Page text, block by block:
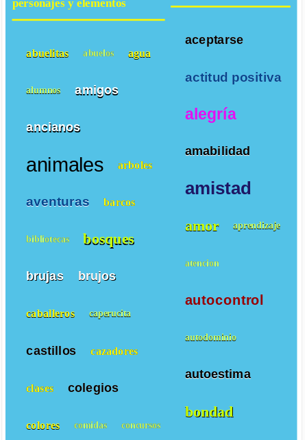
aceptarse
actitud positiva
alegría
amabilidad
amistad
amor aprendizaje
atencion
autocontrol
autodominio
autoestima
bondad
personajes y elementos
abuelitas abuelos agua
alumnos amigos
ancianos
animales arboles
aventuras barcos
bibliotecas bosques
brujas brujos
caballeros caperucita
castillos cazadores
clases colegios
colores comidas concursos